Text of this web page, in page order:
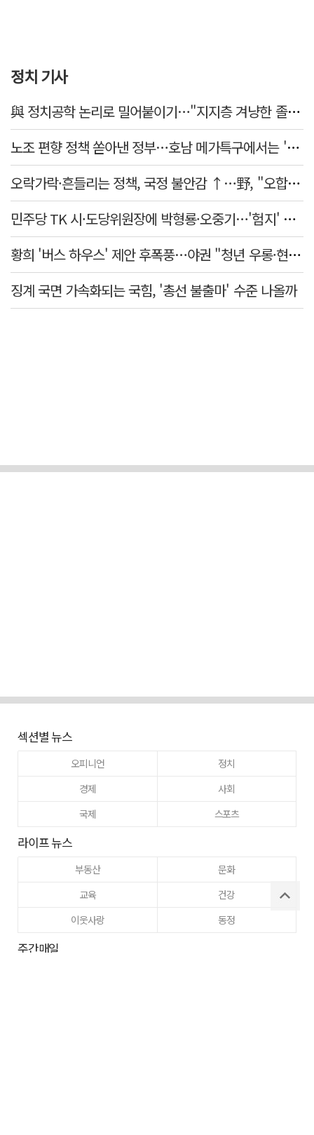
정치 기사
與 정치공학 논리로 밀어붙이기…"지지층 겨냥한 졸속 포퓰리즘 정책"
노조 편향 정책 쏟아낸 정부…호남 메가특구에서는 '반노조'?
오락가락·흔들리는 정책, 국정 불안감 ↑…野, "오합지졸"
민주당 TK 시·도당위원장에 박형룡·오중기…'험지' 총선 이끈다
황희 '버스 하우스' 제안 후폭풍…야권 "청년 우롱·현실 괴리" 총공세
징계 국면 가속화되는 국힘, '총선 불출마' 수준 나올까
섹션별 뉴스
오피니언
정치
경제
사회
국제
스포츠
라이프 뉴스
부동산
문화
교육
건강
이웃사랑
동정
주간매일